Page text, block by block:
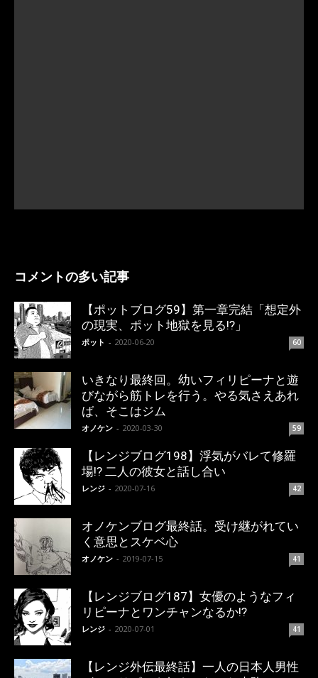
コメントの多い記事
【ポットブログ59】第一章完結「想定外
の現実、ポット地獄を見る!?」
ポット - 2020-06-20 60
いきなり最終回。幼いフィリピーナと遊
びながら筋トレを行う。やる気さえあれ
ば、そこはジム
オノケン - 2020-03-30 59
【レンジブログ198】浮気がバレて修羅
場!? 二人の彼女と話し合い
レンジ - 2020-07-16 42
オノケンブログ最終話。受け継がれてい
く意思とスケベ心
オノケン - 2019-07-15 41
【レンジブログ187】女優のようなフィ
リピーナとワンチャンなるか!?
レンジ - 2020-07-01 41
【レンジ外伝最終話】一人の日本人男性